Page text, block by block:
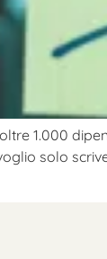
1.000
solo